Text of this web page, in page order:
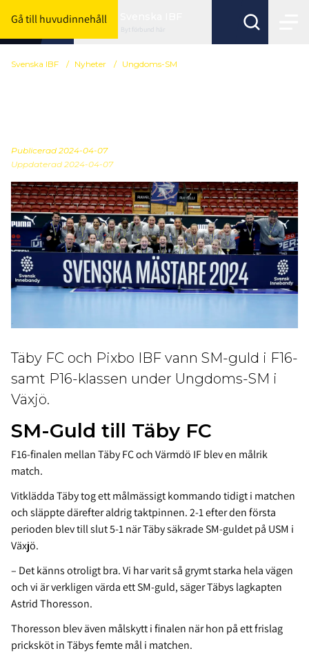
Gå till huvudinnehåll
Byt förbund här
Svenska IBF / Nyheter / Ungdoms-SM
Publicerad 2024-04-07
Uppdaterad 2024-04-07
Täby FC och Pixbo IBF vann SM-guld i F16-
samt P16-klassen under Ungdoms-SM i
Växjö.
SM-Guld till Täby FC
F16-finalen mellan Täby FC och Värmdö IF blev en målrik
match.
Vitklädda Täby tog ett målmässigt kommando tidigt i matchen
och släppte därefter aldrig taktpinnen. 2-1 efter den första
perioden blev till slut 5-1 när Täby säkrade SM-guldet på USM i
Växjö.
– Det känns otroligt bra. Vi har varit så grymt starka hela vägen
och vi är verkligen värda ett SM-guld, säger Täbys lagkapten
Astrid Thoresson.
Thoresson blev även målskytt i finalen när hon på ett frislag
pricksköt in Täbys femte mål i matchen.